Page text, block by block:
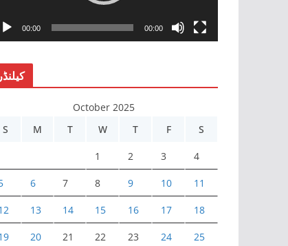
00:00 00:00
کیلنڈر
October 2025
S
M T W T F S
1 2 3 4
6 7 8 9 10 11
13 14 15 16 17 18
20 21 22 23 24 25